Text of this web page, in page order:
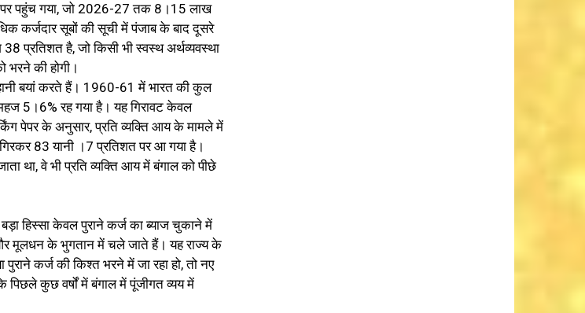
पहुंच गया, जो 2026-27 तक 8।15 लाख
कर्जदार सूबों की सूची में पंजाब के बाद दूसरे
प्रतिशत है, जो किसी भी स्वस्थ अर्थव्यवस्था
भरने की होगी।
बयां करते हैं। 1960-61 में भारत की कुल
5।6% रह गया है। यह गिरावट केवल
पेपर के अनुसार, प्रति व्यक्ति आय के मामले में
83 यानी ।7 प्रतिशत पर आ गया है।
था, वे भी प्रति व्यक्ति आय में बंगाल को पीछे
हिस्सा केवल पुराने कर्ज का ब्याज चुकाने में
मूलधन के भुगतान में चले जाते हैं। यह राज्य के
कर्ज की किश्त भरने में जा रहा हो, तो नए
कुछ वर्षों में बंगाल में पूंजीगत व्यय में